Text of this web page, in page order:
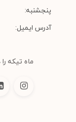
پنجشنبه:
آدرس ایمیل:
ماه تیکه